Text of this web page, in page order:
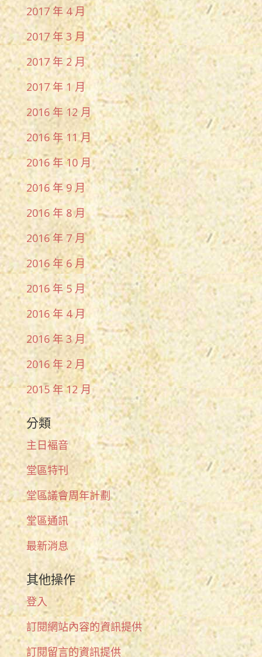
2017 年 4 月
2017 年 3 月
2017 年 2 月
2017 年 1 月
2016 年 12 月
2016 年 11 月
2016 年 10 月
2016 年 9 月
2016 年 8 月
2016 年 7 月
2016 年 6 月
2016 年 5 月
2016 年 4 月
2016 年 3 月
2016 年 2 月
2015 年 12 月
分類
主日褔音
堂區特刊
堂區議會周年計劃
堂區通訊
最新消息
其他操作
登入
訂閱網站內容的資訊提供
訂閱留言的資訊提供